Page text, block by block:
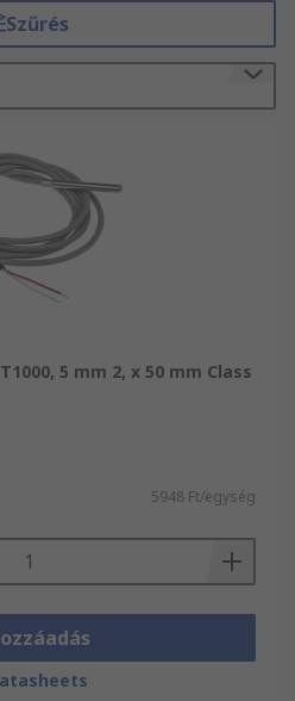
Szűrés
5 mm 2, x 50 mm Class
5948 Ft/egység